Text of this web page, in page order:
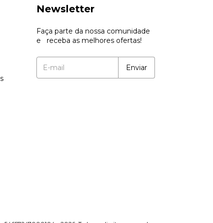
Newsletter
Faça parte da nossa comunidade
e receba as melhores ofertas!